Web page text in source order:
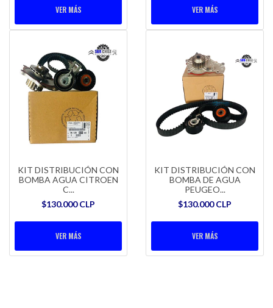
VER MÁS VER MÁS
KIT DISTRIBUCIÓN CON
BOMBA AGUA CITROEN
C...
$130.000 CLP
VER MÁS
KIT DISTRIBUCIÓN CON
BOMBA DE AGUA
PEUGEO...
$130.000 CLP
VER MÁS